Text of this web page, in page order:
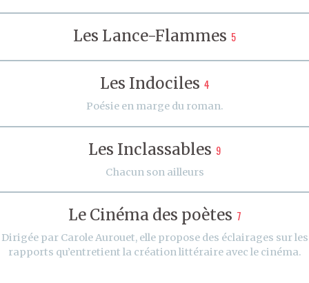
Les Lance-Flammes 5
Les Indociles 4
Poésie en marge du roman.
Les Inclassables 9
Chacun son ailleurs
Le Cinéma des poètes 7
Dirigée par Carole Aurouet, elle propose des éclairages sur les
rapports qu’entretient la création littéraire avec le cinéma.